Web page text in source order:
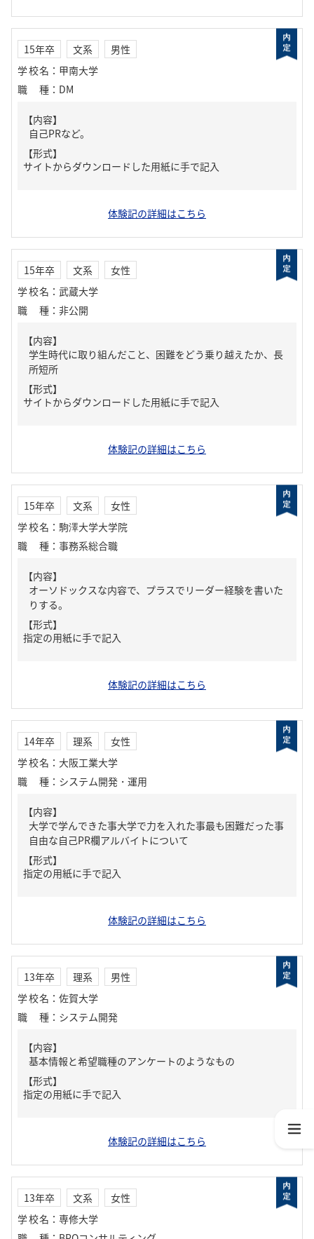
15年卒 文系
男性
学校名 ： 甲南大学
職種 ： DM
【内容】
自己PRなど。
【形式】
サイトからダウンロードした用紙に手で記入
体験記の詳細はこちら
15年卒 文系
女性
学校名 ： 武蔵大学
職種 ： 非公開
【内容】
学生時代に取り組んだこと、困難をどう乗り越えたか、長
所短所
【形式】
サイトからダウンロードした用紙に手で記入
体験記の詳細はこちら
15年卒 文系
女性
学校名 ： 駒澤大学大学院
職種 ： 事務系総合職
【内容】
オーソドックスな内容で、プラスでリーダー経験を書いた
りする。
【形式】
指定の用紙に手で記入
体験記の詳細はこちら
14年卒 理系
女性
学校名 ： 大阪工業大学
職種 ： システム開発・運用
【内容】
大学で学んできた事大学で力を入れた事最も困難だった事
自由な自己PR欄アルバイトについて
【形式】
指定の用紙に手で記入
体験記の詳細はこちら
13年卒 理系
男性
学校名 ： 佐賀大学
職種 ： システム開発
【内容】
基本情報と希望職種のアンケートのようなもの
【形式】
指定の用紙に手で記入
体験記の詳細はこちら
13年卒 文系
女性
学校名 ： 専修大学